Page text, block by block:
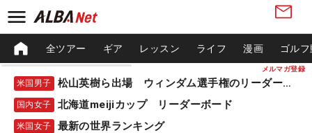
メルマガ登録
全ツアー ギア レッスン ライフ 漫画 ゴル
米国男子 松山英樹ら出場 ウィンダム選手権のリーダーボード
国内女子 北海道meijiカップ リーダーボード
米国女子 最新の世界ランキング